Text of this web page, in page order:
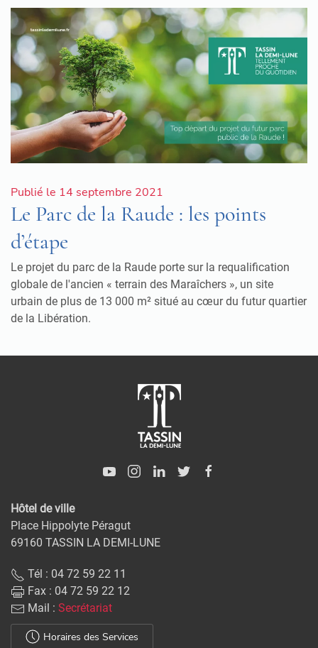
Publié le 14 septembre 2021
Le Parc de la Raude : les points
d’étape
Le projet du parc de la Raude porte sur la requalification
globale de l'ancien « terrain des Maraîchers », un site
urbain de plus de 13 000 m² situé au cœur du futur quartier
de la Libération.
Hôtel de ville
Place Hippolyte Péragut
69160 TASSIN LA DEMI-LUNE
Tél : 04 72 59 22 11
Fax : 04 72 59 22 12
Mail : Secrétariat
Horaires des Services